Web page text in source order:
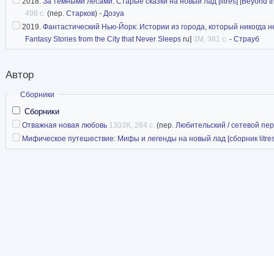
498 с. (пер. Старков) - Дозуа
2019. Фантастический Нью-Йорк: Истории из города, который никогда
Fantasy Stories from the City that Never Sleeps ru] 3M, 381 с. - Страуб
Автор
Скрыть
Сборники
Сборники
Отважная новая любовь 1303K, 284 с. (пер. Любительский / сетевой
Мифическое путешествие: Мифы и легенды на новый лад [сборник